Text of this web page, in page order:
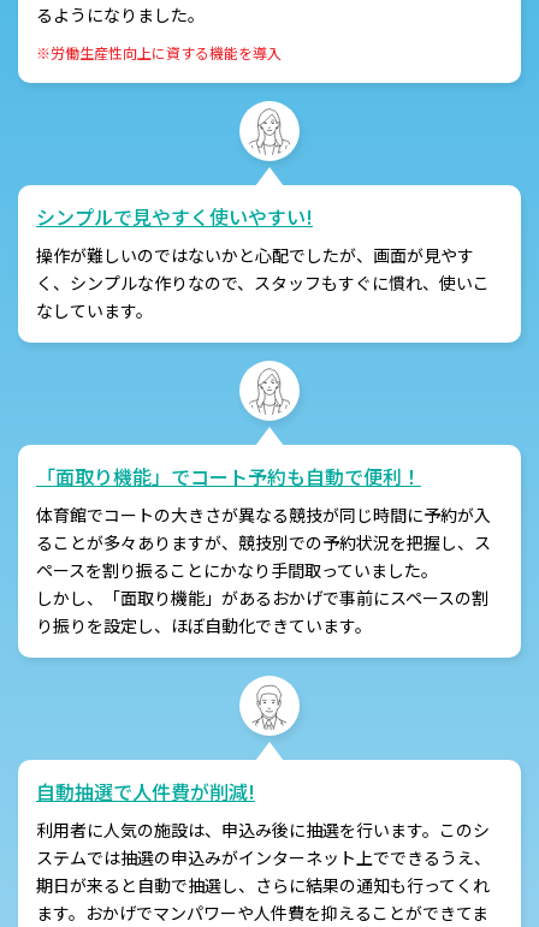
るようになりました。
※労働生産性向上に資する機能を導入
シンプルで見やすく使いやすい!
操作が難しいのではないかと心配でしたが、画面が見やす
く、シンプルな作りなので、スタッフもすぐに慣れ、使いこ
なしています。
「面取り機能」でコート予約も自動で便利！
体育館でコートの大きさが異なる競技が同じ時間に予約が入
ることが多々ありますが、競技別での予約状況を把握し、ス
ペースを割り振ることにかなり手間取っていました。
しかし、「面取り機能」があるおかげで事前にスペースの割
り振りを設定し、ほぼ自動化できています。
自動抽選で人件費が削減!
利用者に人気の施設は、申込み後に抽選を行います。このシ
ステムでは抽選の申込みがインターネット上でできるうえ、
期日が来ると自動で抽選し、さらに結果の通知も行ってくれ
ます。おかげでマンパワーや人件費を抑えることができてま